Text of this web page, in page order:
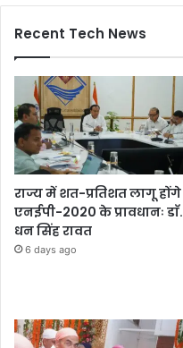
Recent Tech News
राज्य में शत-प्रतिशत लागू होंगे
एनईपी-2020 के प्रावधानः डाॅ.
धन सिंह रावत
6 days ago